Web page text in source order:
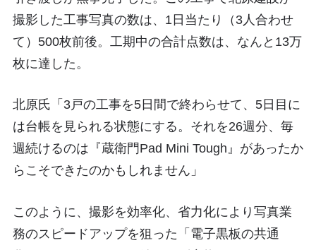
撮影した工事写真の数は、1日当たり（3人合わせ
て）500枚前後。工期中の合計点数は、なんと13万
枚に達した。
北原氏「3戸の工事を5日間で終わらせて、5日目に
は台帳を見られる状態にする。それを26週分、毎
週続けるのは『蔵衛門Pad Mini Tough』があったか
らこそできたのかもしれません」
このように、撮影を効率化、省力化により写真業
務のスピードアップを狙った「電子黒板の共通